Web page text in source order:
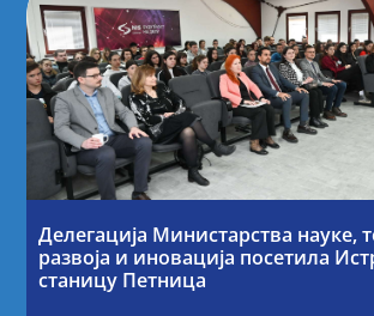
Делегација Министарства науке,
развоја и иновација посетила
станицу Петница